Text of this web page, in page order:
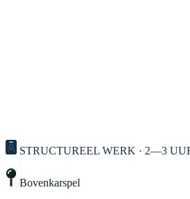
STRUCTUREEL WERK · 2—3
Bovenkarspel